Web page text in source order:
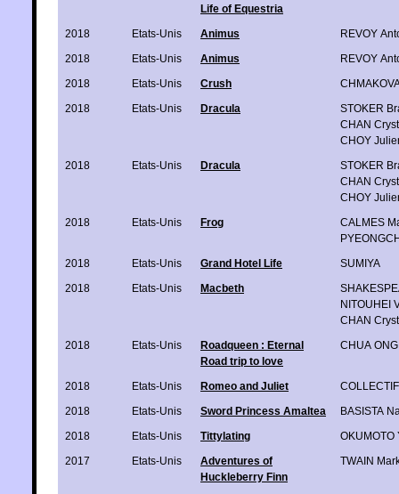
Life of Equestria
2018 Etats-Unis Animus
REVOY
2018
Etats-Unis Animus
REVOY
2018
Etats-Unis Crush
2018
Etats-Unis Dracula
STOKER
CHAN
CHOY
2018
Etats-Unis Dracula
STOKER
CHAN
CHOY
2018
Etats-Unis Frog
CALMES
2018
Etats-Unis Grand Hotel Life
SUMIYA
2018
Etats-Unis Macbeth
NITOUHEI
CHAN
2018
Etats-Unis
Roadqueen : Eternal
Road trip to love
CHUA
2018 Etats-Unis Romeo and Juliet
COLLECTIF
2018
Etats-Unis Sword Princess Amaltea
BASISTA
2018
Etats-Unis Tittylating
OKUMOTO
2017
Etats-Unis
Adventures of
Huckleberry Finn
TWAIN